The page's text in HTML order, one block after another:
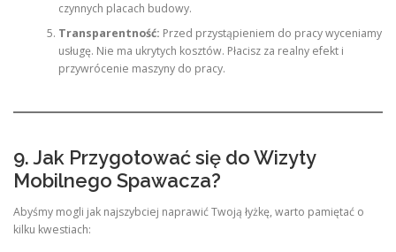
czynnych placach budowy.
Transparentność: Przed przystąpieniem do pracy wyceniamy
usługę. Nie ma ukrytych kosztów. Płacisz za realny efekt i
przywrócenie maszyny do pracy.
9. Jak Przygotować się do Wizyty
Mobilnego Spawacza?
Abyśmy mogli jak najszybciej naprawić Twoją łyżkę, warto pamiętać o
kilku kwestiach: